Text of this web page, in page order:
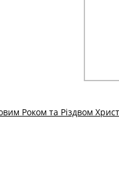
Роком та Різдвом